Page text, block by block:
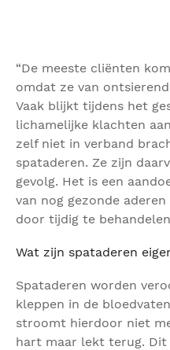
“De meeste cliënten
omdat ze van
Vaak blijkt tijdens het
lichamelijke klachten
zelf niet in verband
spataderen. Ze zijn
gevolg. Het is een
van nog gezonde
door tijdig te
Wat zijn spataderen
Spataderen worden
kleppen in de
stroomt hierdoor niet
hart maar lekt terug.